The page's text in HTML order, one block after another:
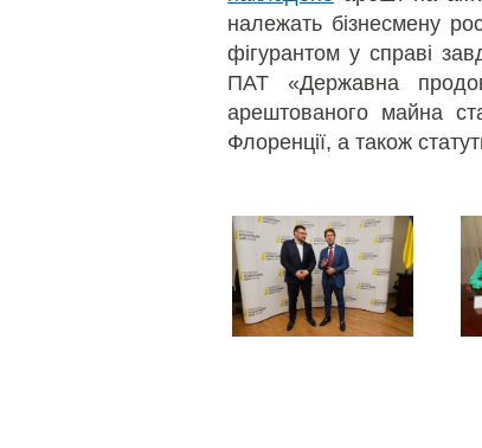
належать бізнесмену
фігурантом у справі
ПАТ «Державна
арештованого майна
Флоренції, а також